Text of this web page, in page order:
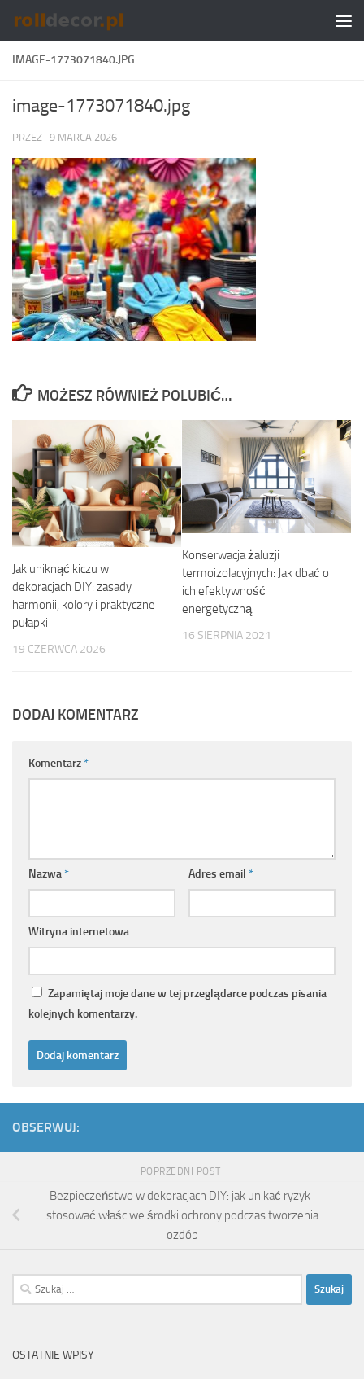
Skip to content
IMAGE-1773071840.JPG
image-1773071840.jpg
PRZEZ · 9 MARCA 2026
MOŻESZ RÓWNIEŻ POLUBIĆ…
Jak uniknąć kiczu w
dekoracjach DIY: zasady
harmonii, kolory i praktyczne
pułapki
19 CZERWCA 2026
Konserwacja żaluzji
termoizolacyjnych: Jak dbać o
ich efektywność
energetyczną
16 SIERPNIA 2021
DODAJ KOMENTARZ
Komentarz*
Nazwa* Adres email *
Witryna internetowa
Zapamiętaj moje dane w tej przeglądarce podczas pisania
kolejnych komentarzy.
OBSERWUJ:
POPRZEDNI POST
Bezpieczeństwo w dekoracjach DIY: jak unikać ryzyk i
stosować właściwe środki ochrony podczas tworzenia
ozdób
Szukaj:
OSTATNIE WPISY